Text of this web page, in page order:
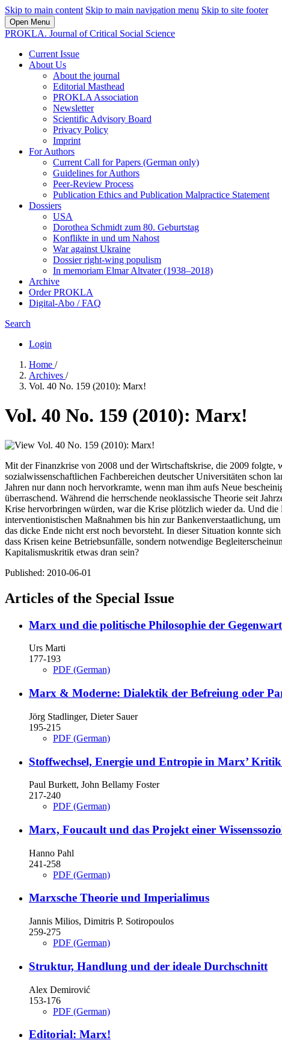
Skip to main content Skip to main navigation menu Skip to site footer
Open Menu
PROKLA. Journal of Critical Social Science
Current Issue
About Us
About the journal
Editorial Masthead
PROKLA Association
Newsletter
Scientific Advisory Board
Privacy Policy
Imprint
For Authors
Current Call for Papers (German only)
Guidelines for Authors
Peer-Review Process
Publication Ethics and Publication Malpractice Statement
Dossiers
USA
Dorothea Schmidt zum 80. Geburtstag
Konflikte in und um Nahost
War against Ukraine
Dossier right-wing populism
In me­mo­ri­am Elmar Altvater (1938–2018)
Archive
Order PROKLA
Digital-Abo / FAQ
Search
Login
Home /
Archives /
Vol. 40 No. 159 (2010): Marx!
Vol. 40 No. 159 (2010): Marx!
Mit der Finanzkrise von 2008 und der Wirtschaftskrise, die 2009 folgte,
sozialwissenschaftlichen Fachbereichen deutscher Universitäten schon
Jahren nur dann noch hervorkramte, wenn man ihm aufs Neue
überraschend. Während die herrschende neoklassische Theorie seit
Krise hervorbringen würden, war die Krise plötzlich wieder da. Und die
interventionistischen Maßnahmen bis hin zur Bankenverstaatlichung,
das dicke Ende nicht erst noch bevorsteht. In dieser Situation konnte
dass Krisen keine Betriebsunfälle, sondern notwendige
Kapitalismuskritik etwas dran sein?
Published: 2010-06-01
Articles of the Special Issue
Marx und die politische Philosophie der Gegenwart
Urs Marti
177-193
PDF (German)
Marx & Moderne: Dialektik der Befreiung oder
Jörg Stadlinger, Dieter Sauer
195-215
PDF (German)
Stoffwechsel, Energie und Entropie in Marx’
Paul Burkett, John Bellamy Foster
217-240
PDF (German)
Marx, Foucault und das Projekt einer
Hanno Pahl
241-258
PDF (German)
Marxsche Theorie und Imperialimus
Jannis Milios, Dimitris P. Sotiropoulos
259-275
PDF (German)
Struktur, Handlung und der ideale Durchschnitt
Alex Demirović
153-176
PDF (German)
Editorial: Marx!